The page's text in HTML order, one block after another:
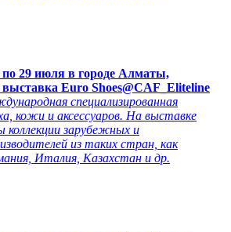
по 29 июля в городе Алматы,
выставка Euro Shoes@CAF_Eliteline
специализированная
кожи и аксессуаров. На выставке
коллекции зарубежных и
из таких стран, как
Италия, Казахстан и др.